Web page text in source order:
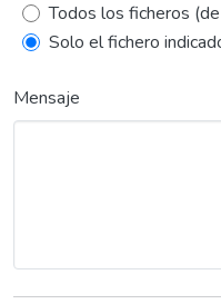
Todos los ficheros
Solo el fichero
Mensaje